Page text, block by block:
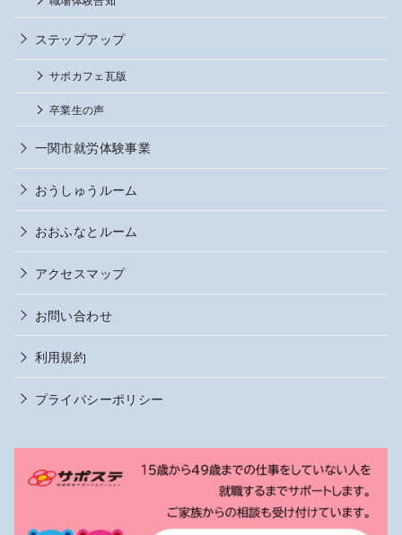
ステップアップ
サポカフェ瓦版
卒業生の声
一関市就労体験事業
おうしゅうルーム
おおふなとルーム
アクセスマップ
お問い合わせ
利用規約
プライバシーポリシー